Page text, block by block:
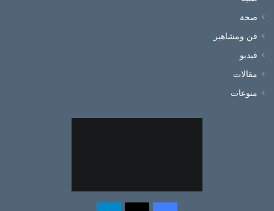
صحة
فن ومشاهير
فيديو
مقالات
منوعات